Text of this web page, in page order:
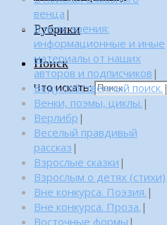
Рубрики
Поиск
Что искать:
венца |
В поле зрения:
информационные и иные
материалы от наших
авторов и подписчиков |
Веду собственный поиск. |
Венки, поэмы, циклы. |
Верлибр |
Веселый правдивый
рассказ |
Взрослые сказки |
Взрослым о детях (стихи)
Вне конкурса. Поэзия. |
Вне конкурса. Проза. |
Восточные формы |